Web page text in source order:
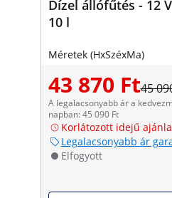
Dízel állófűtés - 12
10 l
Méretek (HxSzéxMa)
43 870 Ft45
A legalacsonyabb ár a
napban: 45 090 Ft
Korlátozott idejű
Legalacsonyabb ár
Elfogyott